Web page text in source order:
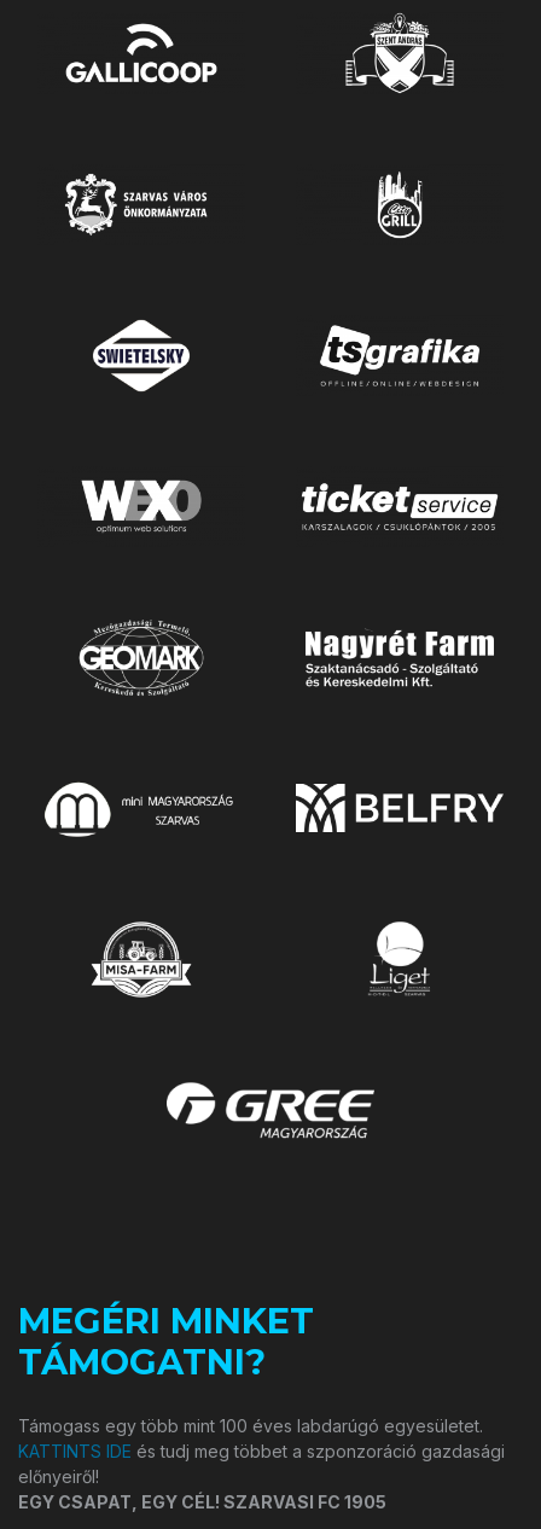
MEGÉRI MINKET
TÁMOGATNI?
Támogass egy több mint 100 éves labdarúgó egyesületet.
KATTINTS IDE és tudj meg többet a szponzoráció gazdasági
előnyeiről!
EGY CSAPAT, EGY CÉL! SZARVASI FC 1905